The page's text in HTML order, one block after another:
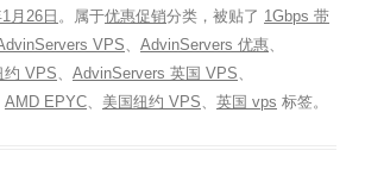
月26日 。属于优惠促销分类，被贴了 1Gbps 带
VPS、 AdvinServers 优惠、
约 VPS、 AdvinServers 英国 VPS、
AMD EPYC、 美国纽约 VPS、 英国 vps 标签。